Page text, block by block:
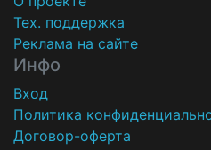
Тех. поддержка
Реклама на сайте
Инфо
Вход
Политика
Договор-оферта